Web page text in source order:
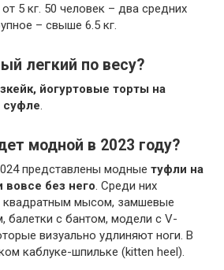
5 кг. 50 человек – два средних
– свыше 6.5 кг.
легкий по весу?
йогуртовые торты на
суфле
модной в 2023 году?
представлены модные туфли на
вовсе без него . Среди них
квадратным мысом, замшевые
балетки с бантом, модели с V-
визуально удлиняют ноги. В
каблуке-шпильке (kitten heel).